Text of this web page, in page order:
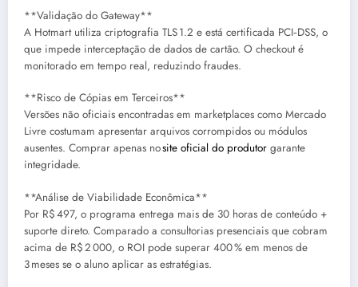
**Validação do Gateway**
A Hotmart utiliza criptografia TLS 1.2 e está certificada PCI‑DSS, o
que impede interceptação de dados de cartão. O checkout é
monitorado em tempo real, reduzindo fraudes.
**Risco de Cópias em Terceiros**
Versões não oficiais encontradas em marketplaces como Mercado
Livre costumam apresentar arquivos corrompidos ou módulos
ausentes. Comprar apenas nosite oficial do produtor garante
integridade.
**Análise de Viabilidade Econômica**
Por R$ 497, o programa entrega mais de 30 horas de conteúdo +
suporte direto. Comparado a consultorias presenciais que cobram
acima de R$ 2 000, o ROI pode superar 400 % em menos de
3 meses se o aluno aplicar as estratégias.